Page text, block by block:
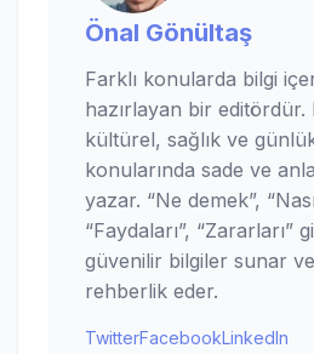
Önal Gönültaş
Farklı konularda bilgi
hazırlayan bir editördür.
kültürel, sağlık ve
konularında sade ve
yazar. “Ne demek”,
“Faydaları”, “Zararları”
güvenilir bilgiler sunar
rehberlik eder.
TwitterFacebookLinkedIn